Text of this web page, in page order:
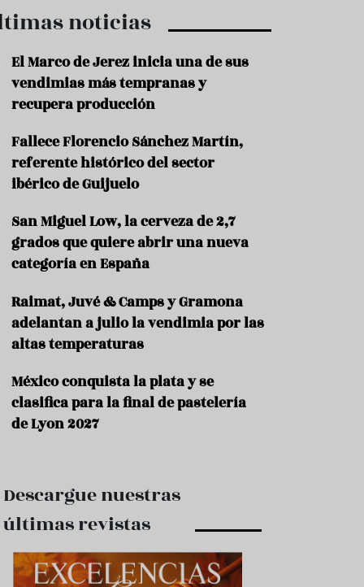
d
o
n
e
s
r
a
n
F
n
C
o
noticias
El Marco de Jerez inicia una de sus
vendimias más tempranas y
recupera producción
Fallece Florencio Sánchez Martín,
referente histórico del sector
ibérico de Guijuelo
San Miguel Low, la cerveza de 2,7
grados que quiere abrir una nueva
categoría en España
Raimat, Juvé & Camps y Gramona
adelantan a julio la vendimia por las
altas temperaturas
México conquista la plata y se
clasifica para la final de pastelería
de Lyon 2027
Descargue nuestras
últimas revistas